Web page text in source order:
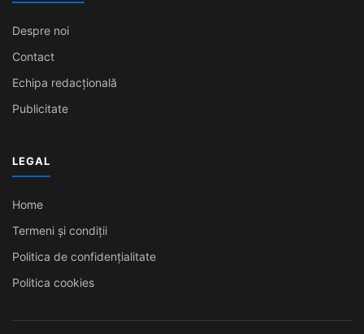
Despre noi
Contact
Echipa redacțională
Publicitate
LEGAL
Home
Termeni și condiții
Politica de confidențialitate
Politica cookies